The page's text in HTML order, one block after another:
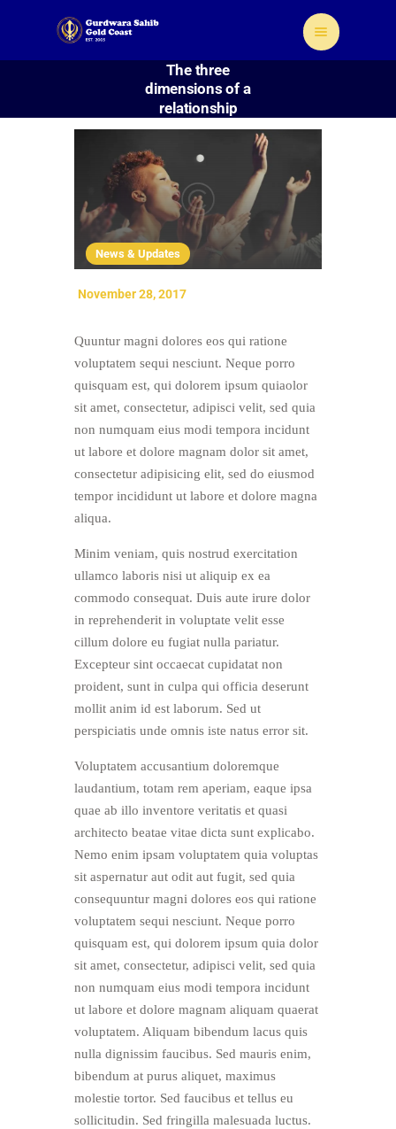
The three
dimensions of a
relationship
Home
About Us
Sikhism
Gallery
Donate
News & Updates
November 28, 2017
Quuntur magni dolores eos qui ratione
voluptatem sequi nesciunt. Neque porro
quisquam est, qui dolorem ipsum quiaolor
sit amet, consectetur, adipisci velit, sed quia
non numquam eius modi tempora incidunt
ut labore et dolore magnam dolor sit amet,
consectetur adipisicing elit, sed do eiusmod
tempor incididunt ut labore et dolore magna
aliqua.
Minim veniam, quis nostrud exercitation
ullamco laboris nisi ut aliquip ex ea
commodo consequat. Duis aute irure dolor
in reprehenderit in voluptate velit esse
cillum dolore eu fugiat nulla pariatur.
Excepteur sint occaecat cupidatat non
proident, sunt in culpa qui officia deserunt
mollit anim id est laborum. Sed ut
perspiciatis unde omnis iste natus error sit.
Voluptatem accusantium doloremque
laudantium, totam rem aperiam, eaque ipsa
quae ab illo inventore veritatis et quasi
architecto beatae vitae dicta sunt explicabo.
Nemo enim ipsam voluptatem quia voluptas
sit aspernatur aut odit aut fugit, sed quia
consequuntur magni dolores eos qui ratione
voluptatem sequi nesciunt. Neque porro
quisquam est, qui dolorem ipsum quia dolor
sit amet, consectetur, adipisci velit, sed quia
non numquam eius modi tempora incidunt
ut labore et dolore magnam aliquam quaerat
voluptatem. Aliquam bibendum lacus quis
nulla dignissim faucibus. Sed mauris enim,
bibendum at purus aliquet, maximus
molestie tortor. Sed faucibus et tellus eu
sollicitudin. Sed fringilla malesuada luctus.